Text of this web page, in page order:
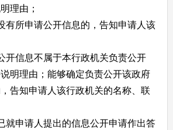
理由；
所申请公开信息的，告知申请人该
信息不属于本行政机关负责公开
明理由；能够确定负责公开该政府
告知申请人该行政机关的名称、联
申请人提出的信息公开申请作出答